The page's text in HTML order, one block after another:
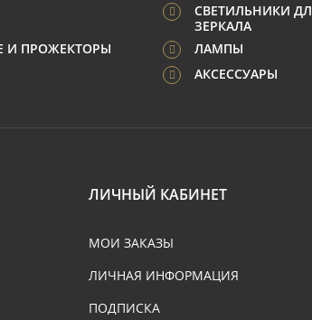
СВЕТИЛЬНИКИ
ЗЕРКАЛА
И ПРОЖЕКТОРЫ
ЛАМПЫ
АКСЕССУАРЫ
ЛИЧНЫЙ КАБИНЕТ
МОИ ЗАКАЗЫ
ЛИЧНАЯ ИНФОРМАЦИЯ
ПОДПИСКА